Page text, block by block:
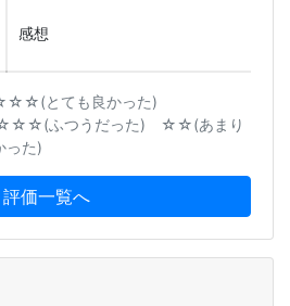
感想
とても良かった)
ふつうだった) ☆☆(あまり
た)
評価一覧へ